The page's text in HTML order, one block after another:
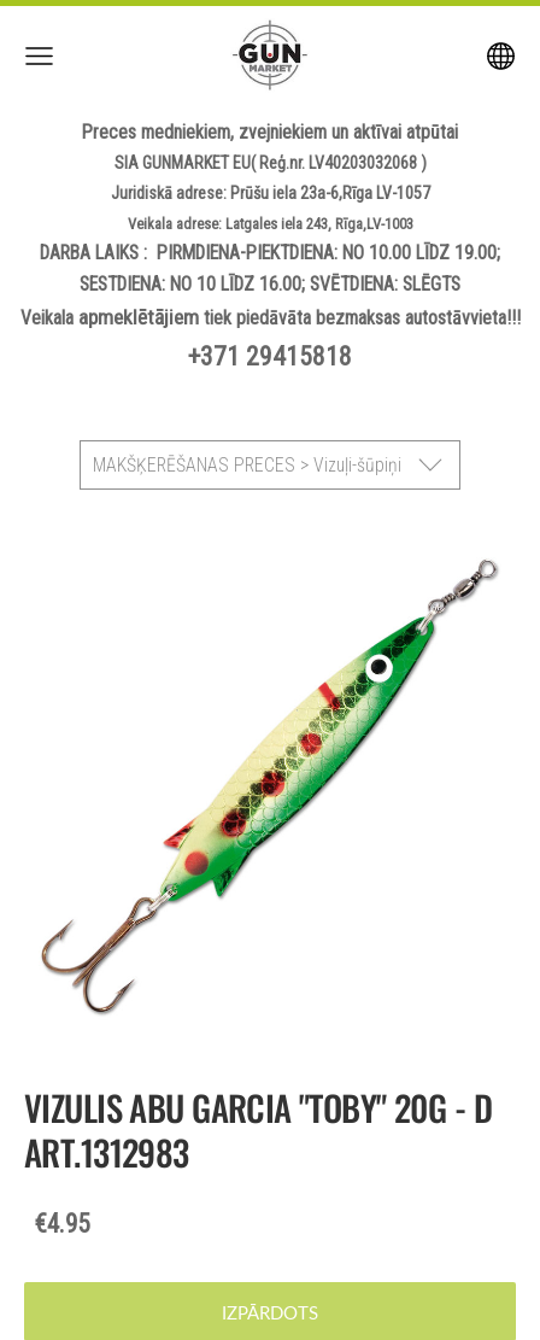
Preces medniekiem, zvejniekiem un aktīvai atpūtai
SIA GUNMARKET EU( Reģ.nr. LV40203032068 )
Juridiskā adrese: Prūšu iela 23a-6,Rīga LV-1057
Veikala adrese: Latgales iela 243, Rīga,LV-1003
DARBA LAIKS : PIRMDIENA-PIEKTDIENA: NO 10.00 LĪDZ 19.00;
SESTDIENA: NO 10 LĪDZ 16.00; SVĒTDIENA: SLĒGTS
Veikala apmeklētājiemtiek piedāvāta bezmaksas autostāvvieta!!!
+371 29415818
MAKŠĶERĒŠANAS PRECES > Vizuļi-šūpiņi
VIZULIS ABU GARCIA "TOBY" 20G - D
ART.1312983
€4.95
IZPĀRDOTS